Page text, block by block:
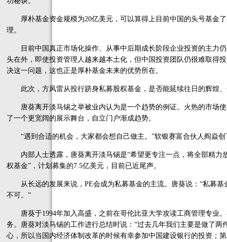
厚朴基金资金规模为20亿美元，可以算得上目前中国的头号基金
理。
目前中国真正市场化操作、从事中后期成长阶段企业投资的主力
头在外，即使投资管理人越来越本土化，但中国投资团队仍很难取得
决这一问题，这也正是厚朴基金未来的优势所在。
此次，方风雷从投行跻身私募股权基金，是否能延续往日的辉煌、
唐葵离开淡马锡之举被业内认为是一个趋势的例证。火热的市场
了一个更宽阔的展示舞台，自立门户渐成趋势。
“遇到合适的机会，大家都会想自己做主。”软银赛富合伙人阎焱创
内部人士透露，唐葵离开淡马锡是“希望更专注一点，将全部精力
权基金”，计划募集的7.5亿美元，目前已近尾声。
从长远的发展来说，PE会成为私募基金的主流。唐葵说：“私募基
不可。”
唐葵于1994年加入高盛，之前在哥伦比亚大学攻读工商管理专业
务。唐葵对淡马锡的工作进行总结时说：“过去几年我们主要是做了
心，所以当国内经济体制改革的时候有幸参加中国建设银行的投资；